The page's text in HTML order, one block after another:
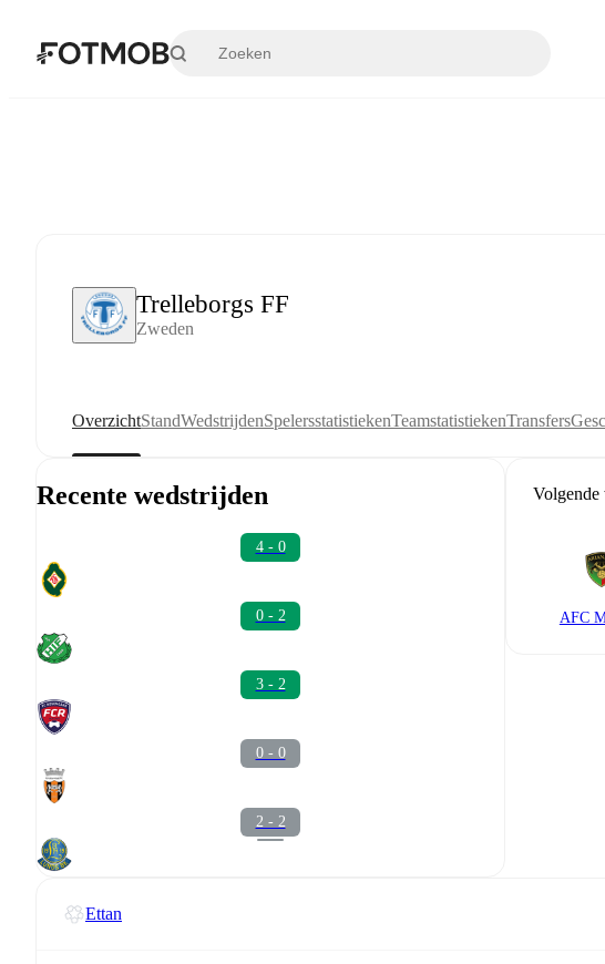
Trelleborgs FF
Zweden
OverzichtStandWedstrijdenSpelersstatistiekenTeamstatistiekenTransfers
Recente wedstrijden
4 - 0
0 - 2
3 - 2
0 - 0
2 - 2
Volgende
AFC
Ettan